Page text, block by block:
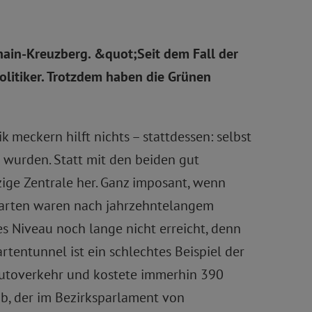
Kreuzberg. &quot;Seit dem Fall der
Trotzdem haben die Grünen
meckern hilft nichts – stattdessen: selbst
Statt mit den beiden gut
Zentrale her. Ganz imposant, wenn
waren nach jahrzehntelangem
Niveau noch lange nicht erreicht, denn
ist ein schlechtes Beispiel der
und kostete immerhin 390
der im Bezirksparlament von